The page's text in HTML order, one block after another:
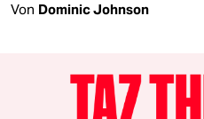
Von Dominic Johnson